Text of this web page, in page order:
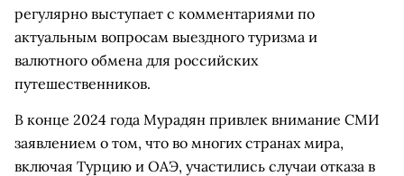
регулярно выступает с комментариями по
актуальным вопросам выездного туризма и
валютного обмена для российских
путешественников.
В конце 2024 года Мурадян привлек внимание СМИ
заявлением о том, что во многих странах мира,
включая Турцию и ОАЭ, участились случаи отказа в